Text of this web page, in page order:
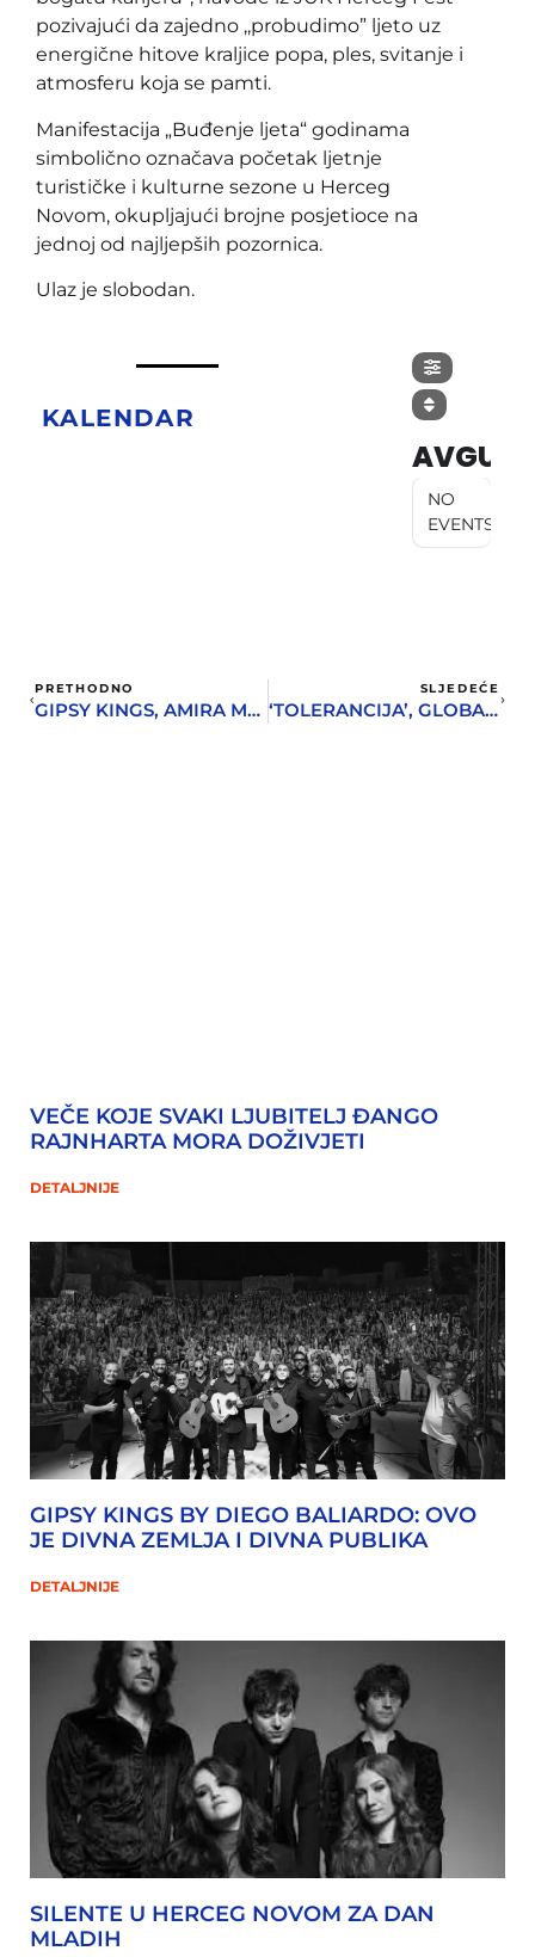
pozivajući da zajedno ,,probudimo” ljeto uz
energične hitove kraljice popa, ples, svitanje i
atmosferu koja se pamti.
Manifestacija „Buđenje ljeta“ godinama
simbolično označava početak ljetnje
turističke i kulturne sezone u Herceg
Novom, okupljajući brojne posjetioce na
jednoj od najljepših pozornica.
Ulaz je slobodan.
KALENDAR
AVGUST
NO
EVENTS
PRETHODNO
GIPSY KINGS, AMIRA MEDUNJANIN I ROSENBERG TRIO NA KANLI KULI U OKVIRU GUITAR ART SUMMER FESTA
SLJEDEĆE
‘TOLERANCIJA’, GLOBALNI PROJEKAT GRAFIČKOG DIZAJNERA MIRKA ILIĆA, KONAČNO U HERCEG NOVOM
VEČE KOJE SVAKI LJUBITELJ ĐANGO
RAJNHARTA MORA DOŽIVJETI
DETALJNIJE
GIPSY KINGS BY DIEGO BALIARDO: OVO
JE DIVNA ZEMLJA I DIVNA PUBLIKA
DETALJNIJE
SILENTE U HERCEG NOVOM ZA DAN
MLADIH